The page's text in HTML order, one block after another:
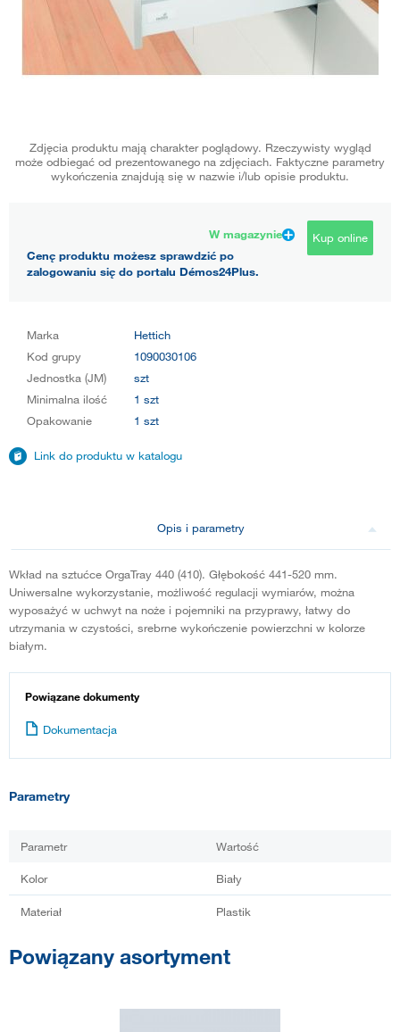
Zdjęcia produktu mają charakter poglądowy. Rzeczywisty wygląd
może odbiegać od prezentowanego na zdjęciach. Faktyczne parametry
wykończenia znajdują się w nazwie i/lub opisie produktu.
W magazynie
Cenę produktu możesz sprawdzić po
zalogowaniu się do portalu Démos24Plus.
Kup online
Marka
Hettich
Kod grupy
1090030106
Jednostka (JM)
szt
Minimalna ilość
1 szt
Opakowanie
1 szt
Link do produktu w katalogu
Opis i parametry
Wkład na sztućce OrgaTray 440 (410). Głębokość 441-520 mm.
Uniwersalne wykorzystanie, możliwość regulacji wymiarów, można
wyposażyć w uchwyt na noże i pojemniki na przyprawy, łatwy do
utrzymania w czystości, srebrne wykończenie powierzchni w kolorze
białym.
Powiązane dokumenty
Dokumentacja
Parametry
Parametr Wartość
Kolor Biały
Materiał Plastik
Powiązany asortyment